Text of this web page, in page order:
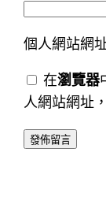
個人網站網
在瀏覽器
人網站網址